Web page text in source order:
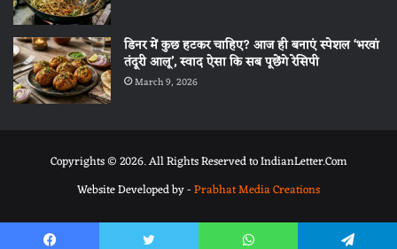
डिनर में कुछ हटकर चाहिए? आज ही बनाएं स्पेशल ‘भरवां
तंदूरी आलू’, स्वाद ऐसा कि सब पूछेंगे रेसिपी
March 9, 2026
Copyrights © 2026. All Rights Reserved to IndianLetter.Com
Website Developed by -Prabhat Media Creations